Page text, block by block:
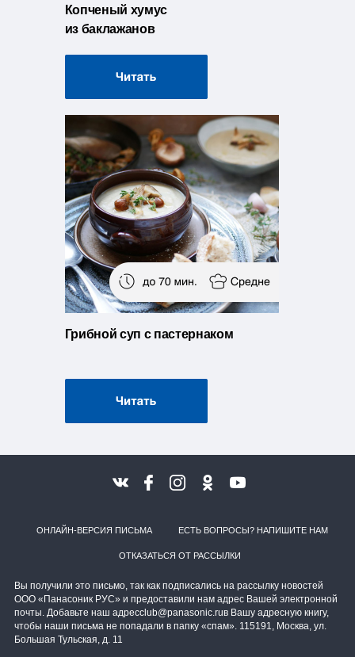
Копченый хумус
из баклажанов
Грибной суп с пастернаком
ОНЛАЙН-ВЕРСИЯ ПИСЬМА ЕСТЬ ВОПРОСЫ? НАПИШИТЕ НАМ
ОТКАЗАТЬСЯ ОТ РАССЫЛКИ
Вы получили это письмо, так как подписались на рассылку новостей
ООО «Панасоник РУС» и предоставили нам адрес Вашей электронной
почты. Добавьте наш адресclub@panasonic.ruв Вашу адресную книгу,
чтобы наши письма не попадали в папку «спам». 115191, Москва, ул.
Большая Тульская, д. 11